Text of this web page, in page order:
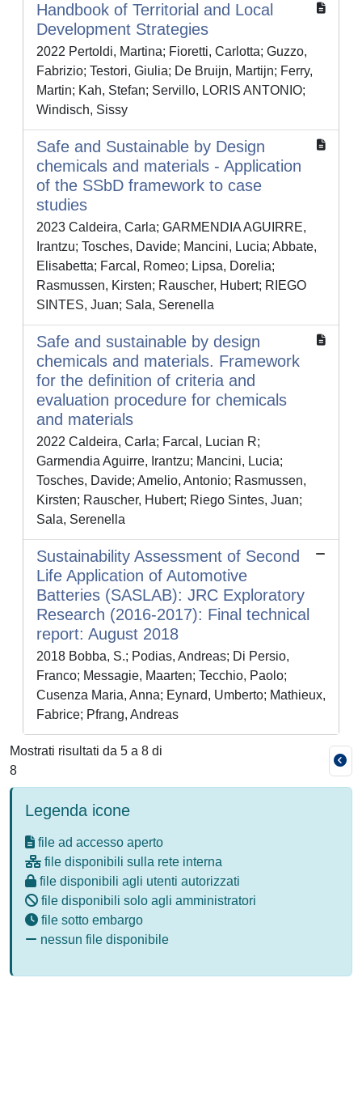
Handbook of Territorial and Local
Development Strategies
2022 Pertoldi, Martina; Fioretti, Carlotta; Guzzo,
Fabrizio; Testori, Giulia; De Bruijn, Martijn; Ferry,
Martin; Kah, Stefan; Servillo, LORIS ANTONIO;
Windisch, Sissy
Safe and Sustainable by Design
chemicals and materials - Application
of the SSbD framework to case
studies
2023 Caldeira, Carla; GARMENDIA AGUIRRE,
Irantzu; Tosches, Davide; Mancini, Lucia; Abbate,
Elisabetta; Farcal, Romeo; Lipsa, Dorelia;
Rasmussen, Kirsten; Rauscher, Hubert; RIEGO
SINTES, Juan; Sala, Serenella
Safe and sustainable by design
chemicals and materials. Framework
for the definition of criteria and
evaluation procedure for chemicals
and materials
2022 Caldeira, Carla; Farcal, Lucian R;
Garmendia Aguirre, Irantzu; Mancini, Lucia;
Tosches, Davide; Amelio, Antonio; Rasmussen,
Kirsten; Rauscher, Hubert; Riego Sintes, Juan;
Sala, Serenella
Sustainability Assessment of Second
Life Application of Automotive
Batteries (SASLAB): JRC Exploratory
Research (2016-2017): Final technical
report: August 2018
2018 Bobba, S.; Podias, Andreas; Di Persio,
Franco; Messagie, Maarten; Tecchio, Paolo;
Cusenza Maria, Anna; Eynard, Umberto; Mathieux,
Fabrice; Pfrang, Andreas
Mostrati risultati da 5 a 8 di
8
Legenda icone
file ad accesso aperto
file disponibili sulla rete interna
file disponibili agli utenti autorizzati
file disponibili solo agli amministratori
file sotto embargo
nessun file disponibile